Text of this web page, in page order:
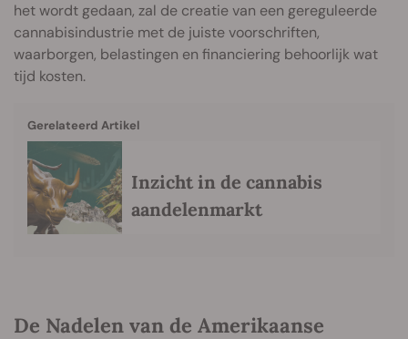
het wordt gedaan, zal de creatie van een gereguleerde
cannabisindustrie met de juiste voorschriften,
waarborgen, belastingen en financiering behoorlijk wat
tijd kosten.
Gerelateerd Artikel
Inzicht in de cannabis
aandelenmarkt
De Nadelen van de Amerikaanse